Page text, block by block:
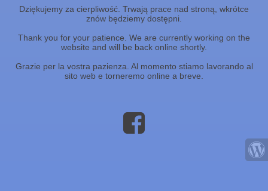
Dziękujemy za cierpliwość. Trwają prace nad stroną, wkrótce
znów będziemy dostępni.
Thank you for your patience. We are currently working on the
website and will be back online shortly.
Grazie per la vostra pazienza. Al momento stiamo lavorando al
sito web e torneremo online a breve.